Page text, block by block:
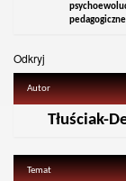
Odkryj
Autor
Tłuściak-
Temat